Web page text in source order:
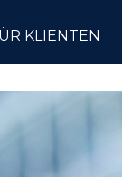
KLIENTEN